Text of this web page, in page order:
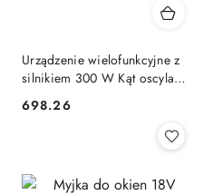
Urządzenie wielofunkcyjne z
silnikiem 300 W Kąt oscylacji
Cena:
698.26